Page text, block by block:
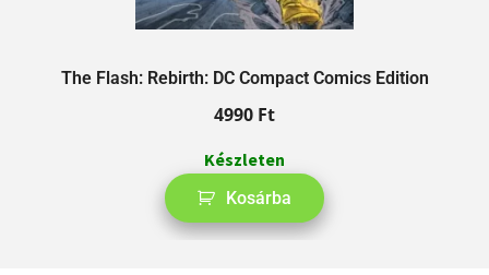
The Flash: Rebirth: DC Compact Comics Edition
4990 Ft
Készleten
Kosárba